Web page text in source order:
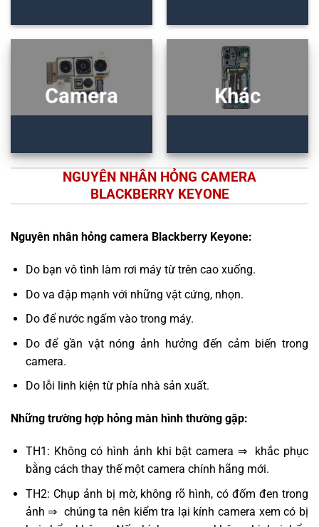
Camera Khác
NGUYÊN NHÂN HỎNG CAMERA
BLACKBERRY KEYONE
Nguyên nhân hỏng camera Blackberry Keyone:
Do bạn vô tình làm rơi máy từ trên cao xuống.
Do va đập mạnh với những vật cứng, nhọn.
Do để nước ngấm vào trong máy.
Do để gần vật nóng ảnh hưởng đến cảm biến trong
camera.
Do lỗi linh kiện từ phía nhà sản xuất.
Những trường hợp hỏng màn hình thường gặp:
TH1: Không có hình ảnh khi bật camera ⇒ khắc phục
bằng cách thay thế một camera chính hãng mới.
TH2: Chụp ảnh bị mờ, không rõ hình, có đốm đen trong
ảnh ⇒ chúng ta nên kiểm tra lại kính camera xem có bị